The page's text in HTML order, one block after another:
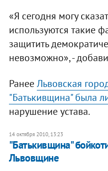
«Я сегодня могу
используются такие
защитить
невозможно», -
РанееЛьвовская
"Батькивщина" была
нарушение устава.
14 октября 2010, 13:23
"Батькивщина"
Львовщине